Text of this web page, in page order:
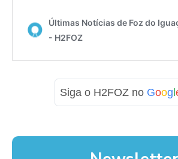
Siga o H2FOZ no Goog